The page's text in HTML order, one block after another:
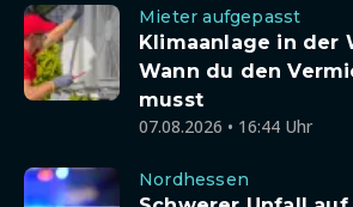
Mieter aufgepasst
Klimaanlage in der
Wann du den
musst
07.08.2026 • 16:44 Uhr
Nordhessen